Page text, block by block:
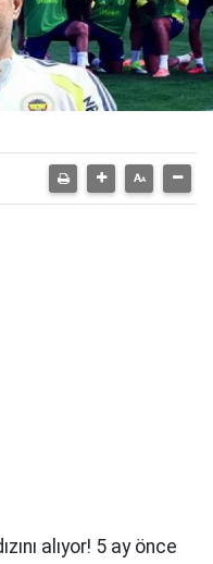
alıyor! 5 ay önce